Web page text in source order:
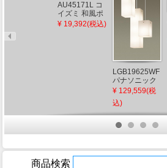
AU45171L コ
イズミ 和風ポ
ーチライト
¥ 19,392(税込)
LGB19625WF
パナソニック
吹き抜け用ペ
ンダントライ
ト ホワイト
LED（電球
色） ～10畳
¥ 129,559(税
込)
商品検索